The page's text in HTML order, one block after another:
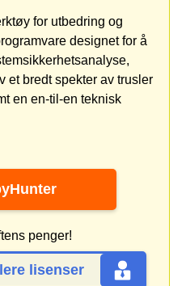
for utbedring og
designet for å
et bredt spekter av trusler
en en-til-en teknisk
penger!
lisenser